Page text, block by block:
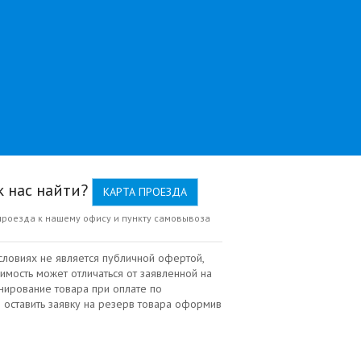
нас найти? КАРТА ПРОЕЗДА
к нашему офису и пункту самовывоза
не является публичной офертой,
может отличаться от заявленной на
товара при оплате по
заявку на резерв товара оформив